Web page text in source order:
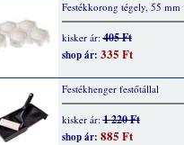
Festékkorong tégely, 55 mm
kisker ár:405 Ft
shop ár: 335 Ft
Festékhenger festőtállal
kisker ár:1 220 Ft
shop ár: 885 Ft